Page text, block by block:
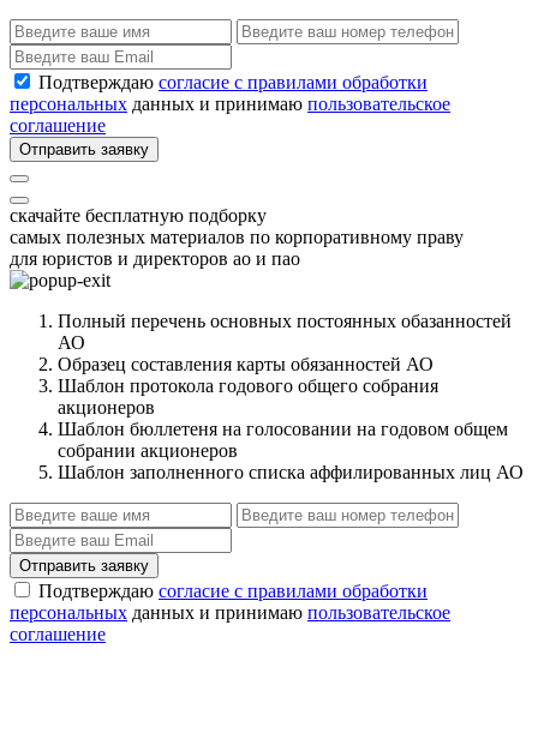
Подтверждаю согласие с правилами обработки
персональных данных и принимаю пользовательское
соглашение
Отправить заявку
скачайте бесплатную подборку
самых полезных материалов по корпоративному праву
для юристов и директоров ао и пао
Полный перечень основных постоянных обазанностей
АО
Образец составления карты обязанностей АО
Шаблон протокола годового общего собрания
акционеров
Шаблон бюллетеня на голосовании на годовом общем
собрании акционеров
Шаблон заполненного списка аффилированных лиц АО
Отправить заявку
Подтверждаю согласие с правилами обработки
персональных данных и принимаю пользовательское
соглашение